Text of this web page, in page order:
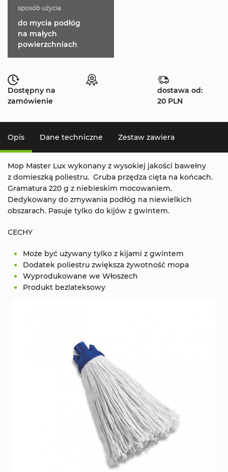
sposób użycia
do mycia podłóg
na małych
powierzchniach
Dostępny na
zamówienie
dostawa od:
20 PLN
Opis Dane techniczne Zestaw zawiera
Mop Master Lux wykonany z wysokiej jakości bawełny
z domieszką poliestru. Gruba przędza cięta na końcach.
Gramatura 220 g z niebieskim mocowaniem.
Dedykowany do zmywania podłóg na niewielkich
obszarach. Pasuje tylko do kijów z gwintem.
CECHY
Może być używany tylko z kijami z gwintem
Dodatek poliestru zwiększa żywotność mopa
Wyprodukowane we Włoszech
Produkt bezlateksowy